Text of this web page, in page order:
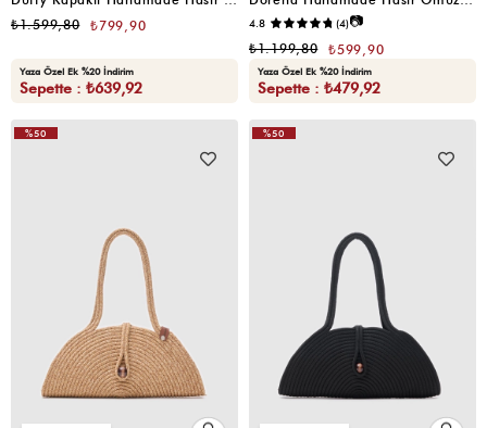
₺799,90
₺1.599,80
Yaza Özel Ek %20 İndirim
Sepette : ₺639,92
4.8 (4)📷
₺599,90
₺1.199,80
Yaza Özel Ek %20 İndirim
Sepette : ₺479,92
%50
%50